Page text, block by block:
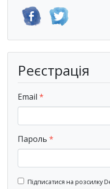
Реєстрація
Email
Пароль
Підписатися на розсилку